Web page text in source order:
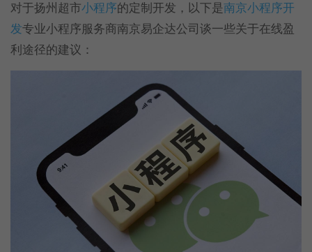
对于扬州超市小程序的定制开发，以下是南京小程序开
发专业小程序服务商南京易企达公司谈一些关于在线盈
利途径的建议：